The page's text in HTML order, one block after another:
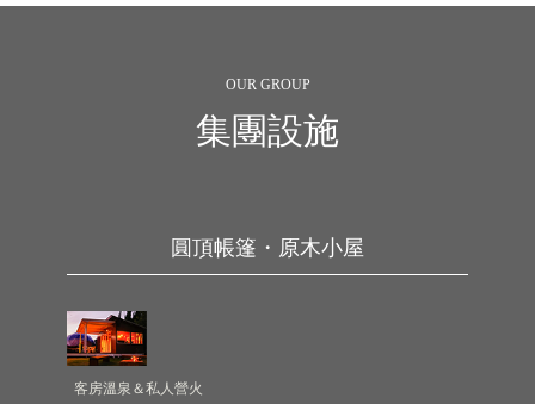
OUR GROUP
集團設施
圓頂帳篷・原木小屋
客房溫泉＆私人營火